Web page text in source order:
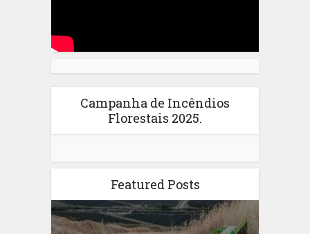
Campanha de Incêndios
Florestais 2025.
Featured Posts